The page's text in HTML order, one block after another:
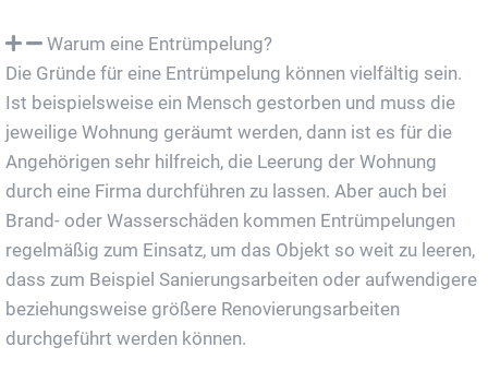
Warum eine Entrümpelung?
Die Gründe für eine Entrümpelung können vielfältig sein.
Ist beispielsweise ein Mensch gestorben und muss die
jeweilige Wohnung geräumt werden, dann ist es für die
Angehörigen sehr hilfreich, die Leerung der Wohnung
durch eine Firma durchführen zu lassen. Aber auch bei
Brand- oder Wasserschäden kommen Entrümpelungen
regelmäßig zum Einsatz, um das Objekt so weit zu leeren,
dass zum Beispiel Sanierungsarbeiten oder aufwendigere
beziehungsweise größere Renovierungsarbeiten
durchgeführt werden können.